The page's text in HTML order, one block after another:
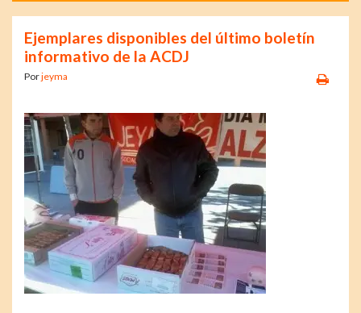
Ejemplares disponibles del último boletín
informativo de la ACDJ
Porjeyma